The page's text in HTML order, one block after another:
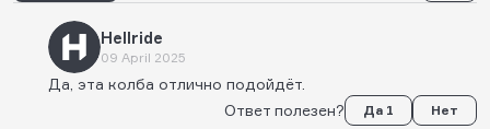
Hellride
09 April 2025
Да, эта колба отлично подойдёт.
Ответ полезен?
Да 1 Нет